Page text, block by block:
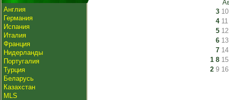
Англия
Германия
Испания
Италия
Франция
Нидерланды
Португалия
Турция
Беларусь
Казахстан
MLS
3 10
4 11
5 12
6 13
7 14
1 8 15
2 9 16